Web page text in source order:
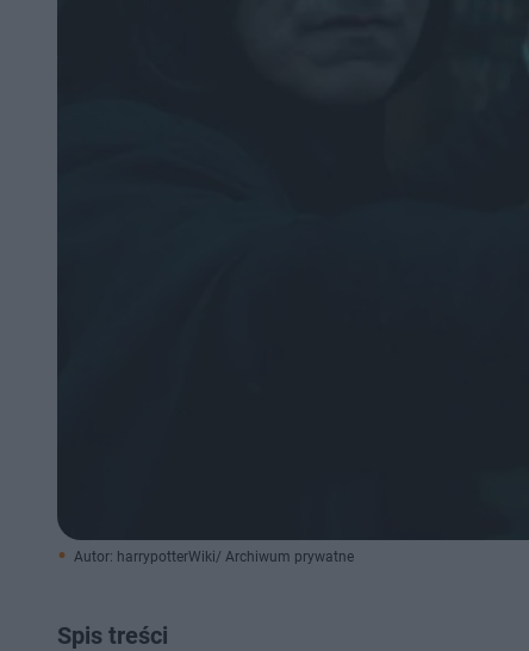
Autor: harrypotterWiki/ Archiwum prywatne
Spis treści